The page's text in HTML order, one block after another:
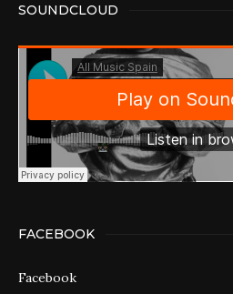
SOUNDCLOUD
FACEBOOK
Facebook